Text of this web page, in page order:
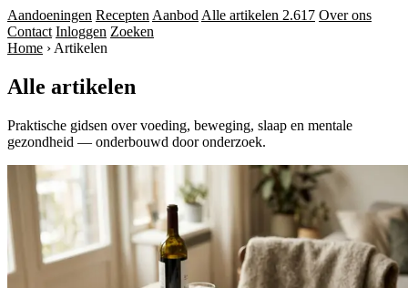
Aandoeningen Recepten Aanbod Alle artikelen 2.617 Over ons
Contact Inloggen Zoeken
Home › Artikelen
Alle artikelen
Praktische gidsen over voeding, beweging, slaap en mentale
gezondheid — onderbouwd door onderzoek.